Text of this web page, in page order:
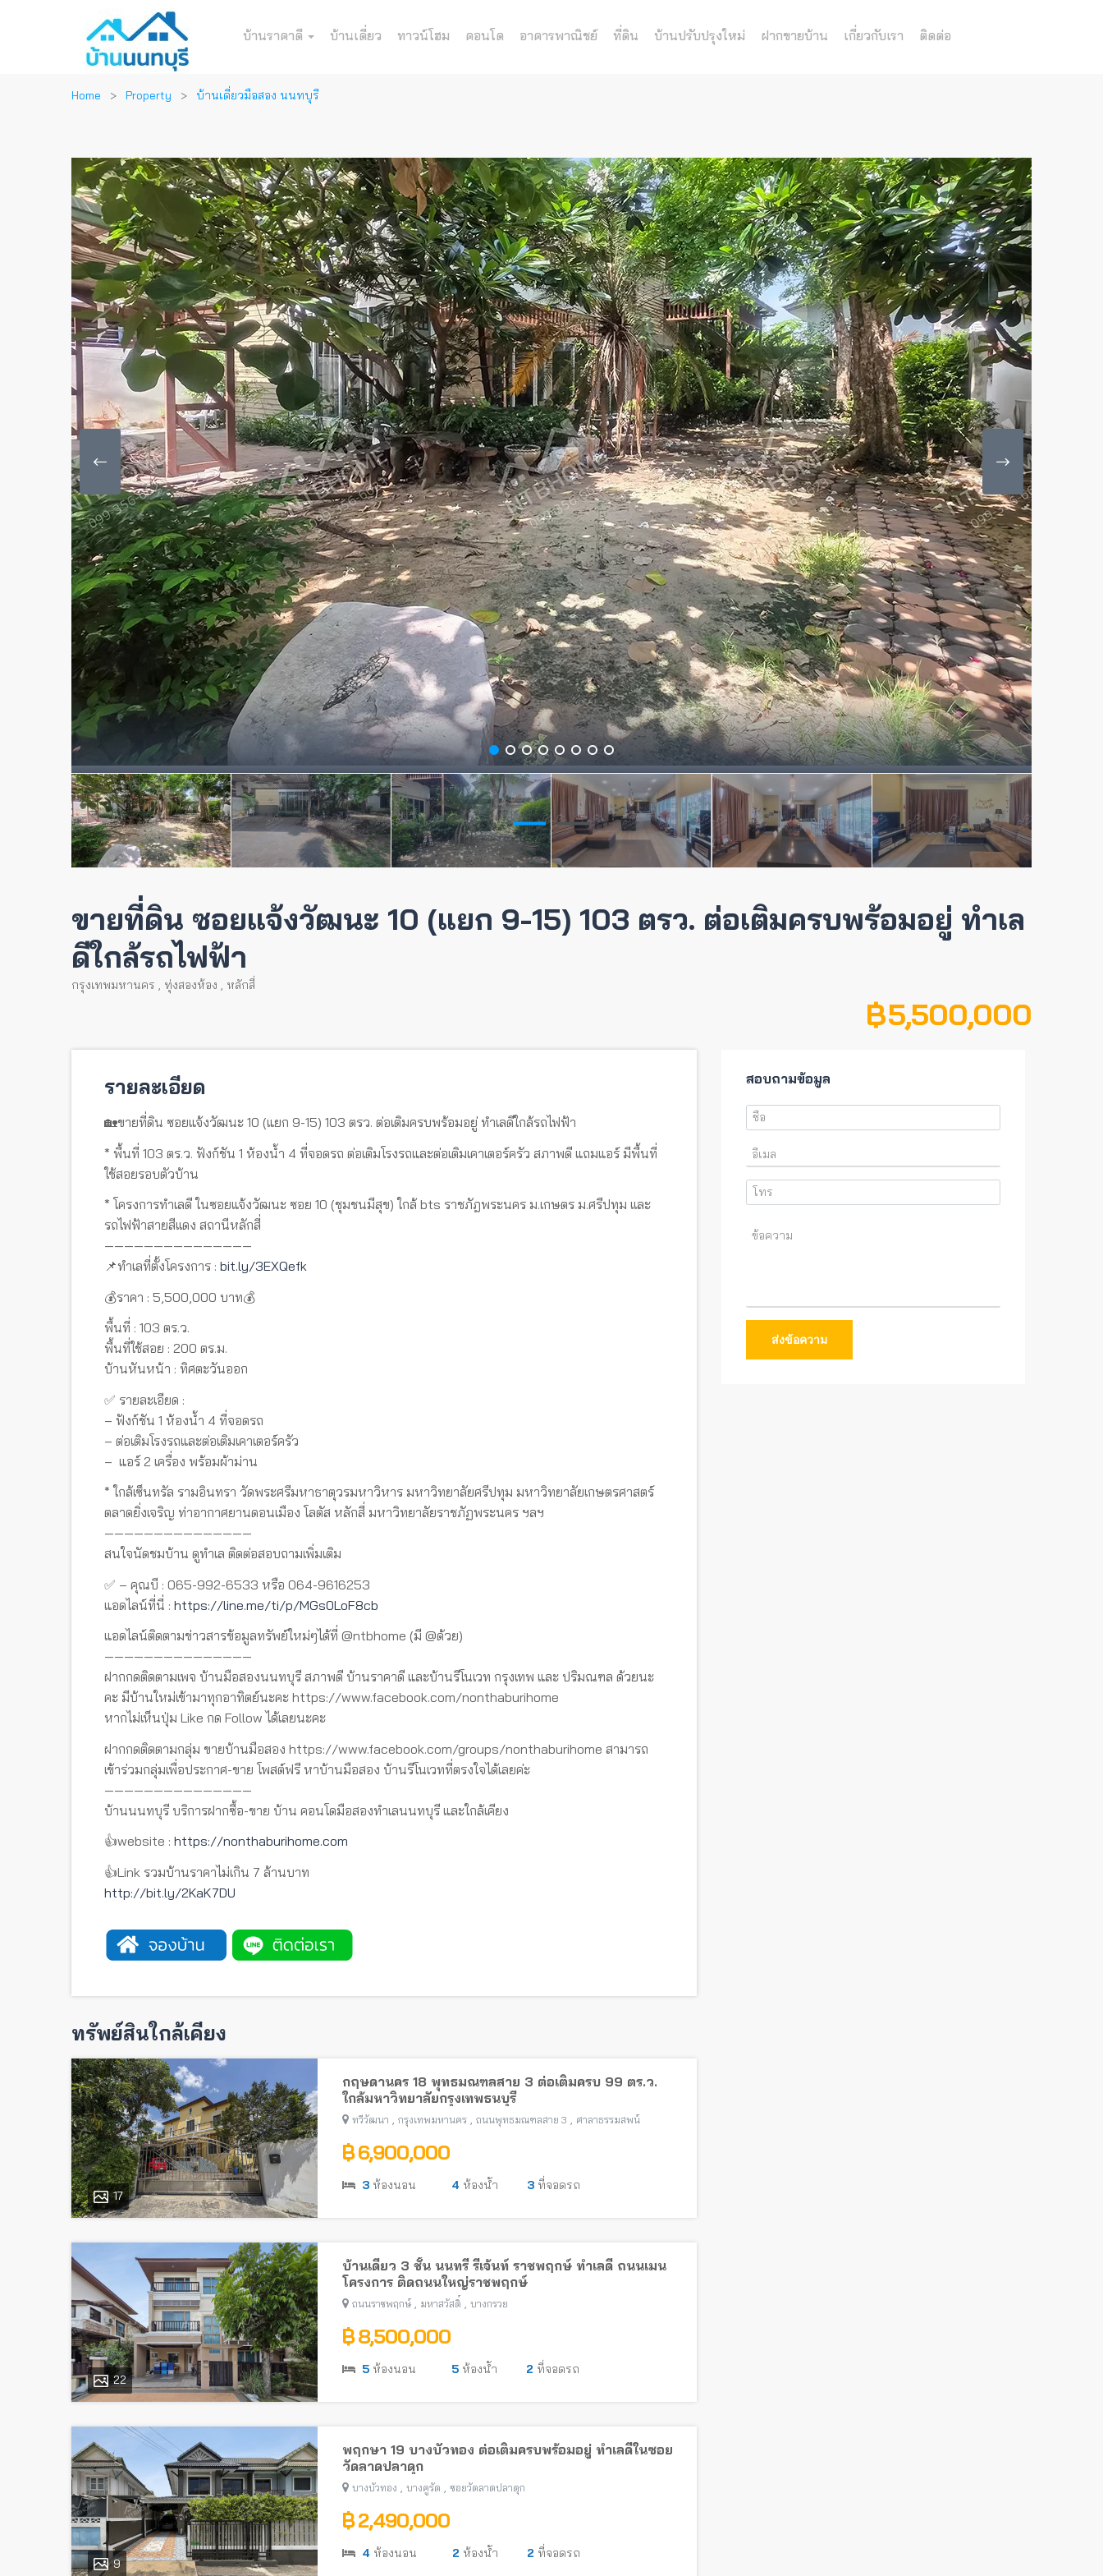
บ้านราคาดี บ้านเดี่ยว ทาวน์โฮม คอนโด อาคารพาณิชย์ ที่ดิน บ้านปรับปรุงใหม่ ฝากขายบ้าน เกี่ยวกับเรา ติดต่อ
Home Property บ้านเดี่ยวมือสอง นนทบุรี
ขายที่ดิน ซอยแจ้งวัฒนะ 10 (แยก 9-15) 103 ตรว. ต่อเติมครบพร้อมอยู่ ทำเล
ดีใกล้รถไฟฟ้า
กรุงเทพมหานคร , ทุ่งสองห้อง , หลักสี่
฿ 5,500,000
รายละเอียด
🏡ขายที่ดิน ซอยแจ้งวัฒนะ 10 (แยก 9-15) 103 ตรว. ต่อเติมครบพร้อมอยู่ ทำเลดีใกล้รถไฟฟ้า
* พื้นที่ 103 ตร.ว. ฟังก์ชัน 1 ห้องน้ำ 4 ที่จอดรถ ต่อเติมโรงรถและต่อเติมเคาเตอร์ครัว สภาพดี แถมแอร์ มีพื้นที่
ใช้สอยรอบตัวบ้าน
* โครงการทำเลดี ในซอยแจ้งวัฒนะ ซอย 10 (ชุมชนมีสุข) ใกล้ bts ราชภัฎพระนคร ม.เกษตร ม.ศรีปทุม เเละ
รถไฟฟ้าสายสีเเดง สถานีหลักสี่
———————————————
📌ทำเลที่ตั้งโครงการ : bit.ly/3EXQefk
💰ราคา : 5,500,000 บาท💰
พื้นที่ : 103 ตร.ว.
พื้นที่ใช้สอย : 200 ตร.ม.
บ้านหันหน้า : ทิศตะวันออก
✅ รายละเอียด :
– ฟังก์ชัน 1 ห้องน้ำ 4 ที่จอดรถ
– ต่อเติมโรงรถและต่อเติมเคาเตอร์ครัว
– แอร์ 2 เครื่อง พร้อมผ้าม่าน
* ใกล้เซ็นทรัล รามอินทรา วัดพระศรีมหาธาตุวรมหาวิหาร มหาวิทยาลัยศรีปทุม มหาวิทยาลัยเกษตรศาสตร์
ตลาดยิ่งเจริญ ท่าอากาศยานดอนเมือง โลตัส หลักสี่ มหาวิทยาลัยราชภัฏพระนคร ฯลฯ
———————————————
สนใจนัดชมบ้าน ดูทำเล ติดต่อสอบถามเพิ่มเติม
✅ – คุณบี : 065-992-6533 หรือ 064-9616253
แอดไลน์ที่นี่ : https://line.me/ti/p/MGs0LoF8cb
แอดไลน์ติดตามข่าวสารข้อมูลทรัพย์ใหม่ๆได้ที่ @ntbhome (มี @ด้วย)
———————————————
ฝากกดติดตามเพจ บ้านมือสองนนทบุรี สภาพดี บ้านราคาดี และบ้านรีโนเวท กรุงเทพ และ ปริมณฑล ด้วยนะ
คะ มีบ้านใหม่เข้ามาทุกอาทิตย์นะคะ https://www.facebook.com/nonthaburihome
หากไม่เห็นปุ่ม Like กด Follow ได้เลยนะคะ
ฝากกดติดตามกลุ่ม ขายบ้านมือสอง https://www.facebook.com/groups/nonthaburihome สามารถ
เข้าร่วมกลุ่มเพื่อประกาศ-ขาย โพสต์ฟรี หาบ้านมือสอง บ้านรีโนเวทที่ตรงใจได้เลยค่ะ
———————————————
บ้านนนทบุรี บริการฝากซื้อ-ขาย บ้าน คอนโดมือสองทำเลนนทบุรี และใกล้เคียง
👍website : https://nonthaburihome.com
👍Link รวมบ้านราคาไม่เกิน 7 ล้านบาท
http://bit.ly/2KaK7DU
ทรัพย์สินใกล้เคียง
17
กฤษดานคร 18 พุทธมณฑลสาย 3 ต่อเติมครบ 99 ตร.ว.
ใกล้มหาวิทยาลัยกรุงเทพธนบุรี
ทวีวัฒนา , กรุงเทพมหานคร , ถนนพุทธมณฑลสาย 3 , ศาลาธรรมสพน์
฿ 6,900,000
3 ห้องนอน 4 ห้องน้ำ 3 ที่จอดรถ
22
บ้านเดี่ยว 3 ชั้น นนทรี รีเจ้นท์ ราชพฤกษ์ ทำเลดี ถนนเมน
โครงการ ติดถนนใหญ่ราชพฤกษ์
ถนนราชพฤกษ์ , มหาสวัสดิ์ , บางกรวย
฿ 8,500,000
5 ห้องนอน 5 ห้องน้ำ 2 ที่จอดรถ
9
พฤกษา 19 บางบัวทอง ต่อเติมครบพร้อมอยู่ ทำเลดีในซอย
วัดลาดปลาดุก
บางบัวทอง บางคูรัด ซอยวัดลาดปลาดุก
฿ 2,490,000
4 ห้องนอน 2 ห้องน้ำ 2 ที่จอดรถ
สอบถามข้อมูล
ส่งข้อความ